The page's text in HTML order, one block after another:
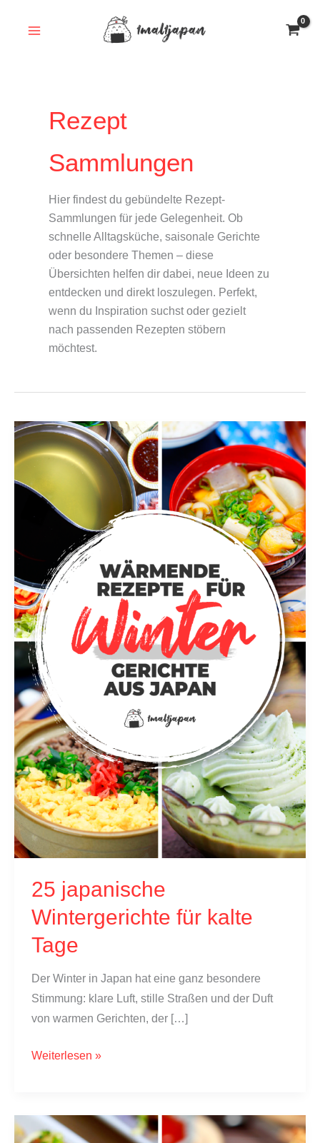
Rezept
Sammlungen
Hier findest du gebündelte Rezept-
Sammlungen für jede Gelegenheit. Ob
schnelle Alltagsküche, saisonale Gerichte
oder besondere Themen – diese
Übersichten helfen dir dabei, neue Ideen zu
entdecken und direkt loszulegen. Perfekt,
wenn du Inspiration suchst oder gezielt
nach passenden Rezepten stöbern
möchtest.
25 japanische
Wintergerichte für kalte
Tage
Der Winter in Japan hat eine ganz besondere
Stimmung: klare Luft, stille Straßen und der Duft
von warmen Gerichten, der […]
25
für
kalte
Weiterlesen »